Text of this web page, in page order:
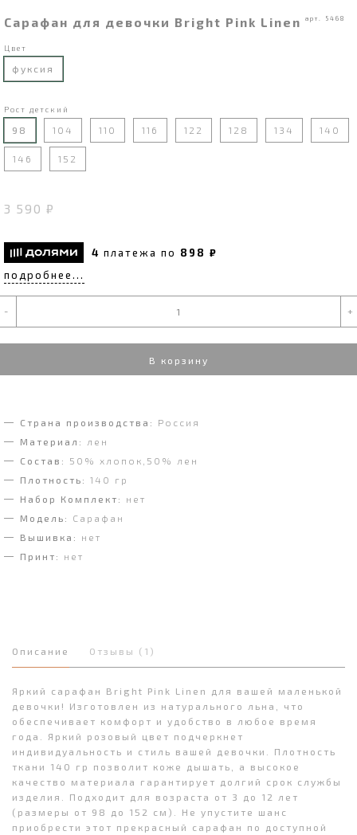
Сарафан для девочки Bright Pink Linen арт. 5468
Цвет
фуксия
Рост детский
98 104 110 116 122 128 134 140
146 152
3 590 ₽
4 платежа по 898 ₽
подробнее...
- +
В корзину
Страна производства:
Россия
Материал:
лен
Состав:
50% хлопок,50% лен
Плотность: 140 гр
Набор Комплект:
нет
Модель:
Сарафан
Вышивка:
нет
Принт:
нет
Описание Отзывы (1)
Яркий сарафан Bright Pink Linen для вашей маленькой
девочки! Изготовлен из натурального льна, что
обеспечивает комфорт и удобство в любое время
года. Яркий розовый цвет подчеркнет
индивидуальность и стиль вашей девочки. Плотность
ткани 140 гр позволит коже дышать, а высокое
качество материала гарантирует долгий срок службы
изделия. Подходит для возраста от 3 до 12 лет
(размеры от 98 до 152 см). Не упустите шанс
приобрести этот прекрасный сарафан по доступной